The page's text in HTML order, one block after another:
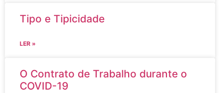
Tipo e Tipicidade
LER »
O Contrato de Trabalho durante o
COVID-19